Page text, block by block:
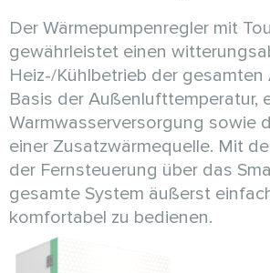
Der Wärmepumpenregler mit
gewährleistet einen
Heiz-/Kühlbetrieb der
Basis der Außenlufttemperatur,
Warmwasserversorgung sowie
einer Zusatzwärmequelle. Mit
der Fernsteuerung über das
gesamte System äußerst
komfortabel zu bedienen.